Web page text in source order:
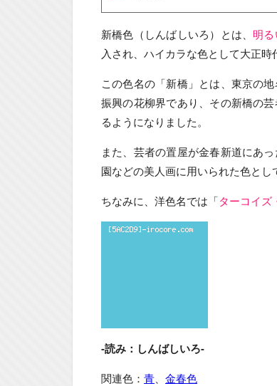
新橋色（しんばしいろ）とは、 明
入され、ハイカラな色として大正時
この色名の「新橋」とは、東京の
振興の花柳界であり、その新橋の
るようになりました。
また、芸者の置屋が金春新道にあ
園などの美人画に用いられた色とし
ちなみに、洋色名では「ターコイズ
-読み：しんばしいろ-
関連色： 青 金春色